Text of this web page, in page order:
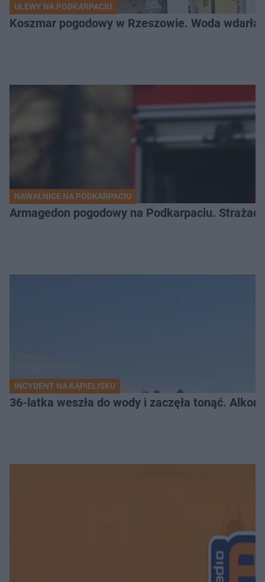
ULEWY NA PODKARPACIU
Koszmar pogodowy w Rzeszowie. Woda
NAWAŁNICE NA PODKARPACIU
Armagedon pogodowy na Podkarpaciu.
INCYDENT NA KĄPIELISKU
36-latka weszła do wody i zaczęła tonąć.